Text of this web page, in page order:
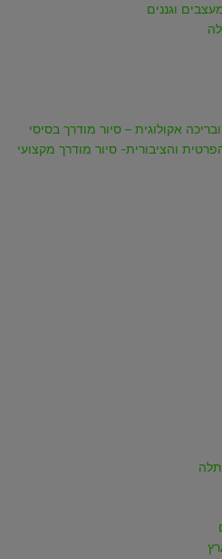
וגננים
אקולוגית – סיור מודרך בסיסי
והציבורית- סיור מודרך מקצועי